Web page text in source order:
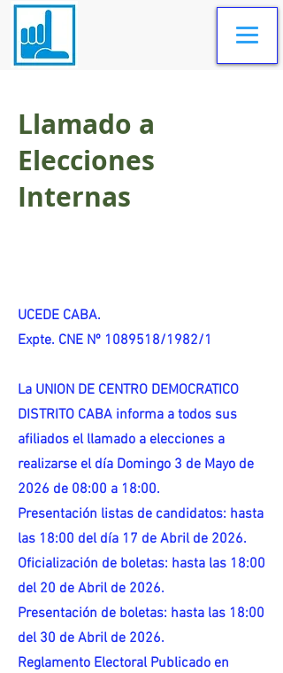
Llamado a
Elecciones
Internas
UCEDE CABA.
Expte. CNE Nº 1089518/1982/1
La UNION DE CENTRO DEMOCRATICO
DISTRITO CABA informa a todos sus
afiliados el llamado a elecciones a
realizarse el día Domingo 3 de Mayo de
2026 de 08:00 a 18:00.
Presentación listas de candidatos: hasta
las 18:00 del día 17 de Abril de 2026.
Oficialización de boletas: hasta las 18:00
del 20 de Abril de 2026.
Presentación de boletas: hasta las 18:00
del 30 de Abril de 2026.
Reglamento Electoral Publicado en